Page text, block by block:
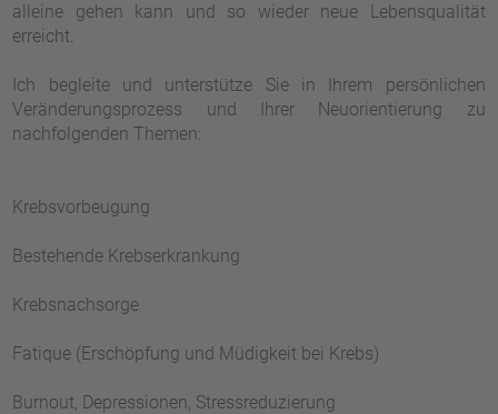
alleine gehen kann und so wieder neue Lebensqualität
erreicht.
Ich begleite und unterstütze Sie in Ihrem persönlichen
Veränderungsprozess und Ihrer Neuorientierung zu
nachfolgenden Themen:
Krebsvorbeugung
Bestehende Krebserkrankung
Krebsnachsorge
Fatique (Erschöpfung und Müdigkeit bei Krebs)
Burnout, Depressionen, Stressreduzierung